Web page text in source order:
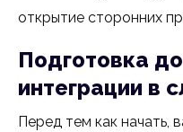
открытие сторонних
Подготовка
интеграции в
Перед тем как начать,